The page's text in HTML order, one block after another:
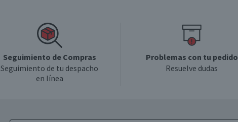
Seguimiento de Compras
Seguimiento de tu despacho
en línea
Problemas con tu pedido
Resuelve dudas